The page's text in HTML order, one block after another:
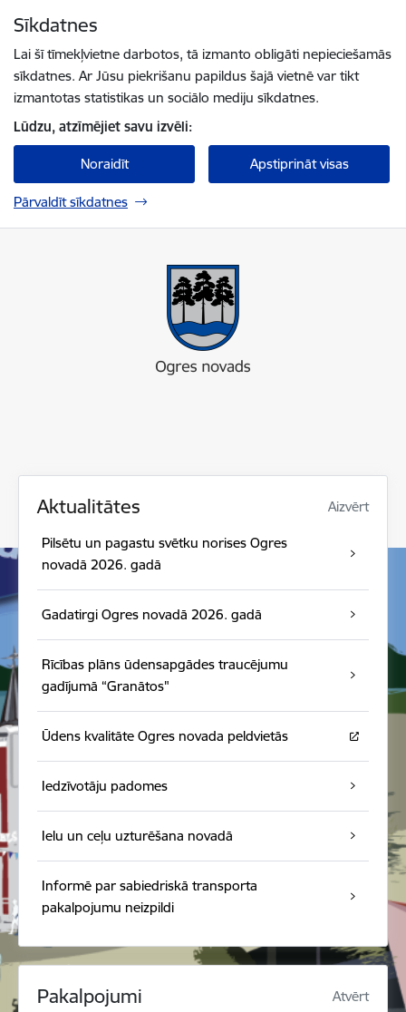
Sīkdatnes
Lai šī tīmekļvietne darbotos, tā izmanto obligāti nepieciešamās
sīkdatnes. Ar Jūsu piekrišanu papildus šajā vietnē var tikt
izmantotas statistikas un sociālo mediju sīkdatnes.
Lūdzu, atzīmējiet savu izvēli:
Noraidīt Apstiprināt visas
Pārvaldīt sīkdatnes
Aktualitātes Aizvērt
Pilsētu un pagastu svētku norises Ogres
novadā 2026. gadā
Gadatirgi Ogres novadā 2026. gadā
Rīcības plāns ūdensapgādes traucējumu
gadījumā “Granātos"
Ūdens kvalitāte Ogres novada peldvietās
Iedzīvotāju padomes
Ielu un ceļu uzturēšana novadā
Informē par sabiedriskā transporta
pakalpojumu neizpildi
Pakalpojumi Atvērt